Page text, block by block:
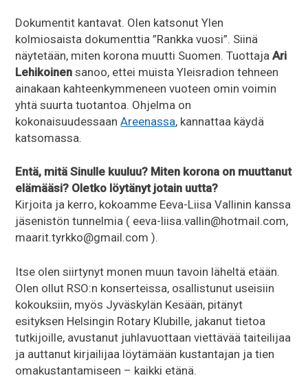
Dokumentit kantavat. Olen katsonut Ylen
kolmiosaista dokumenttia ”Rankka vuosi”. Siinä
näytetään, miten korona muutti Suomen. TuottajaAri
Lehikoinen sanoo, ettei muista Yleisradion tehneen
ainakaan kahteenkymmeneen vuoteen omin voimin
yhtä suurta tuotantoa. Ohjelma on
kokonaisuudessaanAreenassa, kannattaa käydä
katsomassa.
Entä, mitä Sinulle kuuluu? Miten korona on muuttanut
elämääsi? Oletko löytänyt jotain uutta?
Kirjoita ja kerro, kokoamme Eeva-Liisa Vallinin kanssa
jäsenistön tunnelmia ( eeva-liisa.vallin@hotmail.com,
maarit.tyrkko@gmail.com ).
Itse olen siirtynyt monen muun tavoin läheltä etään.
Olen ollut RSO:n konserteissa, osallistunut useisiin
kokouksiin, myös Jyväskylän Kesään, pitänyt
esityksen Helsingin Rotary Klubille, jakanut tietoa
tutkijoille, avustanut juhlavuottaan viettävää taiteilijaa
ja auttanut kirjailijaa löytämään kustantajan ja tien
omakustantamiseen – kaikki etänä.